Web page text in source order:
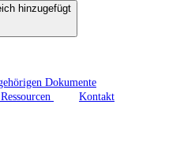
hinzugefügt
Dokumente
Kontakt